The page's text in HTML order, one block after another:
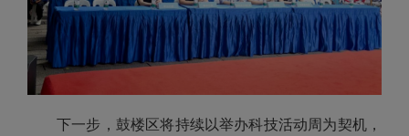
下一步，鼓楼区将持续以举办科技活动周为契机，